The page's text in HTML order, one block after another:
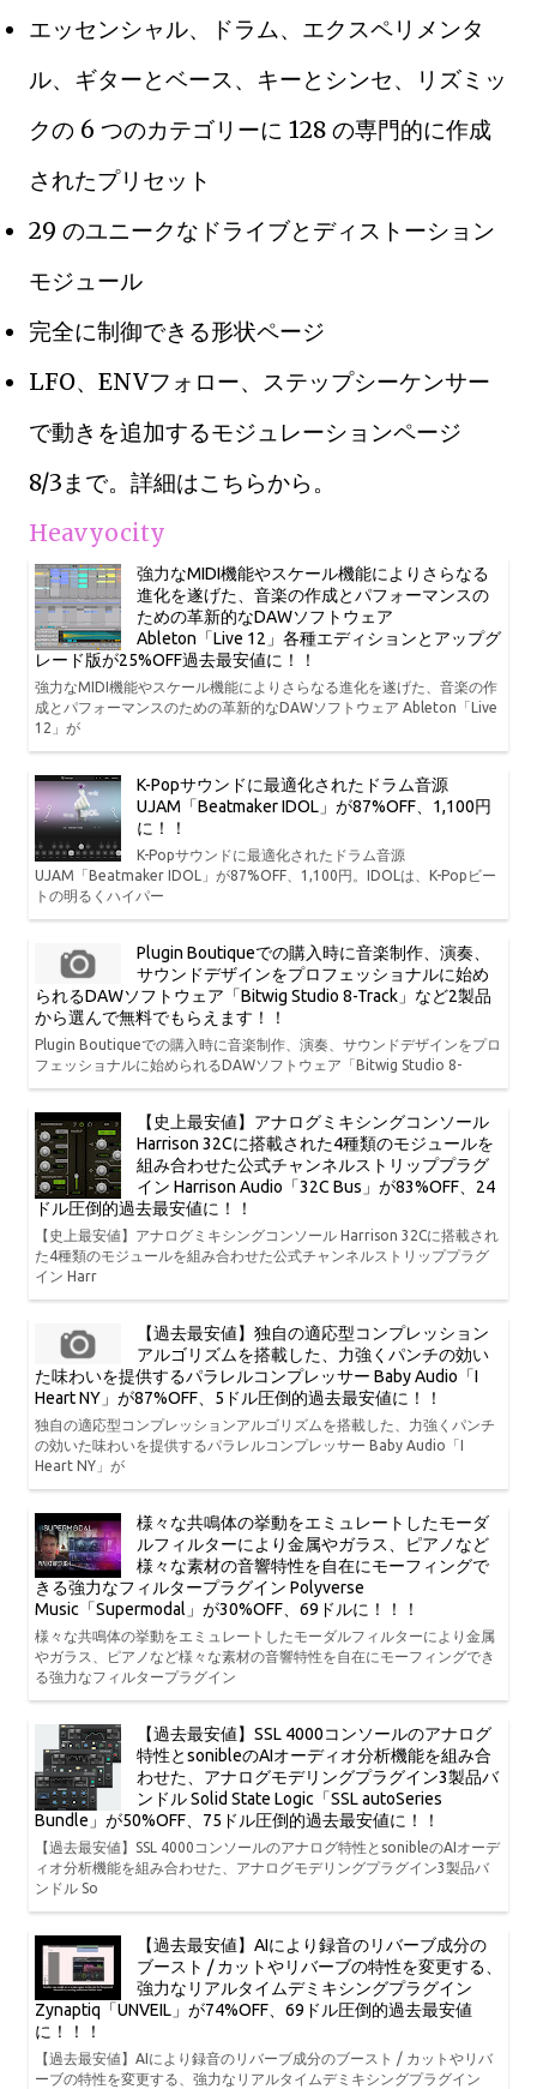
エッセンシャル、ドラム、エクスペリメンタ
ル、ギターとベース、キーとシンセ、リズミッ
クの 6 つのカテゴリーに 128 の専門的に作成
されたプリセット
29 のユニークなドライブとディストーション
モジュール
完全に制御できる形状ページ
LFO、ENVフォロー、ステップシーケンサー
で動きを追加するモジュレーションページ
8/3まで。詳細はこちらから。
Heavyocity
強力なMIDI機能やスケール機能によりさらなる
進化を遂げた、音楽の作成とパフォーマンスの
ための革新的なDAWソフトウェア
Ableton「Live 12」各種エディションとアップグ
レード版が25%OFF過去最安値に！！
強力なMIDI機能やスケール機能によりさらなる進化を遂げた、音楽の作
成とパフォーマンスのための革新的なDAWソフトウェア Ableton「Live
12」が
K-Popサウンドに最適化されたドラム音源
UJAM「Beatmaker IDOL」が87%OFF、1,100円
に！！
K-Popサウンドに最適化されたドラム音源
UJAM「Beatmaker IDOL」が87%OFF、1,100円。IDOLは、K-Popビー
トの明るくハイパー
Plugin Boutiqueでの購入時に音楽制作、演奏、
サウンドデザインをプロフェッショナルに始め
られるDAWソフトウェア「Bitwig Studio 8-Track」など2製品
から選んで無料でもらえます！！
Plugin Boutiqueでの購入時に音楽制作、演奏、サウンドデザインをプロ
フェッショナルに始められるDAWソフトウェア「Bitwig Studio 8-
【史上最安値】アナログミキシングコンソール
Harrison 32Cに搭載された4種類のモジュールを
組み合わせた公式チャンネルストリッププラグ
イン Harrison Audio「32C Bus」が83%OFF、24
ドル圧倒的過去最安値に！！
【史上最安値】アナログミキシングコンソール Harrison 32Cに搭載され
た4種類のモジュールを組み合わせた公式チャンネルストリッププラグ
イン Harr
【過去最安値】独自の適応型コンプレッション
アルゴリズムを搭載した、力強くパンチの効い
た味わいを提供するパラレルコンプレッサー Baby Audio「I
Heart NY」が87%OFF、5ドル圧倒的過去最安値に！！
独自の適応型コンプレッションアルゴリズムを搭載した、力強くパンチ
の効いた味わいを提供するパラレルコンプレッサー Baby Audio「I
Heart NY」が
様々な共鳴体の挙動をエミュレートしたモーダ
ルフィルターにより金属やガラス、ピアノなど
様々な素材の音響特性を自在にモーフィングで
きる強力なフィルタープラグイン Polyverse
Music「Supermodal」が30%OFF、69ドルに！！！
様々な共鳴体の挙動をエミュレートしたモーダルフィルターにより金属
やガラス、ピアノなど様々な素材の音響特性を自在にモーフィングでき
る強力なフィルタープラグイン
【過去最安値】SSL 4000コンソールのアナログ
特性とsonibleのAIオーディオ分析機能を組み合
わせた、アナログモデリングプラグイン3製品バ
ンドル Solid State Logic「SSL autoSeries
Bundle」が50%OFF、75ドル圧倒的過去最安値に！！
【過去最安値】SSL 4000コンソールのアナログ特性とsonibleのAIオーデ
ィオ分析機能を組み合わせた、アナログモデリングプラグイン3製品バ
ンドル So
【過去最安値】AIにより録音のリバーブ成分の
ブースト / カットやリバーブの特性を変更する、
強力なリアルタイムデミキシングプラグイン
Zynaptiq「UNVEIL」が74%OFF、69ドル圧倒的過去最安値
に！！！
【過去最安値】AIにより録音のリバーブ成分のブースト / カットやリバ
ーブの特性を変更する、強力なリアルタイムデミキシングプラグイン